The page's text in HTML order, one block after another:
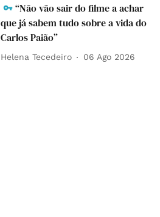
“Não vão sair do filme a achar
que já sabem tudo sobre a vida do
Carlos Paião”
Helena Tecedeiro 06 Ago 2026